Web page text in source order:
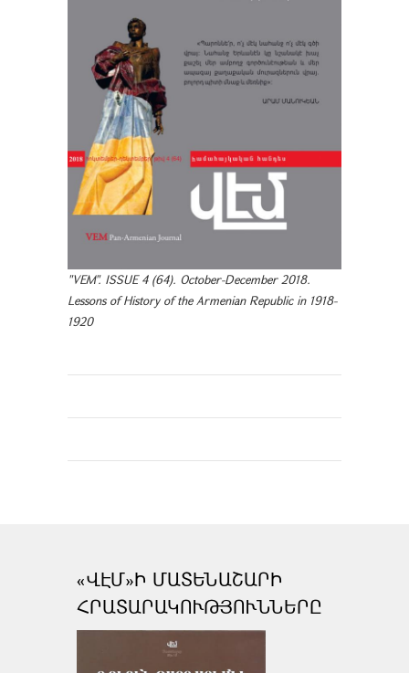
"VEM". ISSUE 4 (64). October-December 2018.
Lessons of History of the Armenian Republic in 1918-
1920
«ՎԷՄ»Ի ՄԱՏԵՆԱՇԱՐԻ
ՀՐԱՏԱՐԱԿՈՒԹՅՈՒՆՆԵՐԸ